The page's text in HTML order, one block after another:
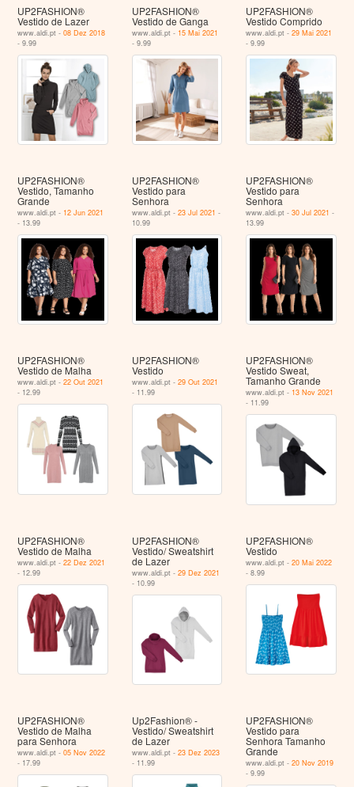
UP2FASHION®
Vestido de Lazer
www.aldi.pt -08 Dez 2018
- 9.99
UP2FASHION®
Vestido de Ganga
www.aldi.pt - 15 Mai 2021
- 9.99
UP2FASHION®
Vestido Comprido
www.aldi.pt -29 Mai 2021
- 9.99
UP2FASHION®
Vestido, Tamanho
Grande
www.aldi.pt - 12 Jun 2021
- 13.99
UP2FASHION®
Vestido para
Senhora
www.aldi.pt - 23 Jul 2021 -
10.99
UP2FASHION®
Vestido para
Senhora
www.aldi.pt -30 Jul 2021 -
13.99
UP2FASHION®
Vestido de Malha
www.aldi.pt -22 Out 2021
- 12.99
UP2FASHION®
Vestido
www.aldi.pt - 29 Out 2021
- 11.99
UP2FASHION®
Vestido Sweat,
Tamanho Grande
www.aldi.pt - 13 Nov 2021
- 11.99
UP2FASHION®
Vestido de Malha
www.aldi.pt -22 Dez 2021
- 12.99
UP2FASHION®
Vestido/ Sweatshirt
de Lazer
www.aldi.pt - 29 Dez 2021
- 10.99
UP2FASHION®
Vestido
www.aldi.pt -20 Mai 2022
- 8.99
UP2FASHION®
Vestido de Malha
para Senhora
www.aldi.pt -05 Nov 2022
- 17.99
Up2Fashion® -
Vestido/ Sweatshirt
de Lazer
www.aldi.pt - 23 Dez 2023
- 11.99
UP2FASHION®
Vestido para
Senhora Tamanho
Grande
www.aldi.pt -20 Nov 2019
- 9.99